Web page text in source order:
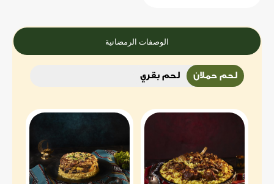
الوصفات الرمضانية
لحم حملان لحم بقري